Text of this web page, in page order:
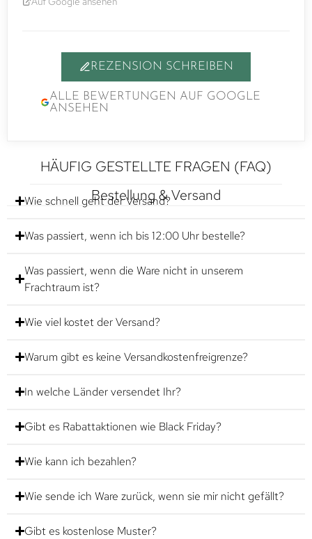
REZENSION SCHREIBEN
ALLE BEWERTUNGEN AUF GOOGLE
ANSEHEN
HÄUFIG GESTELLTE FRAGEN (FAQ)
Bestellung & Versand
Wie schnell geht der Versand?
Was passiert, wenn ich bis 12:00 Uhr bestelle?
Was passiert, wenn die Ware nicht in unserem
Frachtraum ist?
Wie viel kostet der Versand?
Warum gibt es keine Versandkostenfreigrenze?
In welche Länder versendet Ihr?
Gibt es Rabattaktionen wie Black Friday?
Wie kann ich bezahlen?
Wie sende ich Ware zurück, wenn sie mir nicht gefällt?
Gibt es kostenlose Muster?